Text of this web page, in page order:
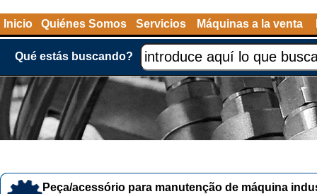
Inicio Quiénes Somos Servicios Máquinas a la venta
Qué estás buscando?
Peça/acessório para manutenção de máquina